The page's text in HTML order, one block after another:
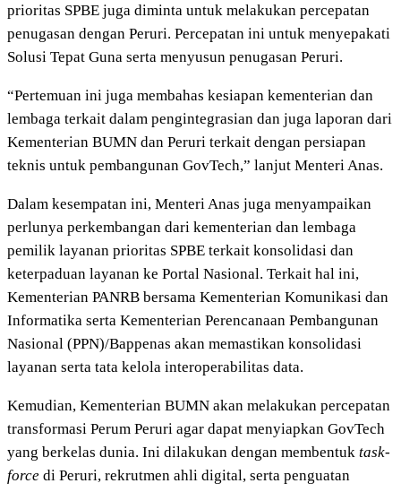
prioritas SPBE juga diminta untuk melakukan percepatan
penugasan dengan Peruri. Percepatan ini untuk menyepakati
Solusi Tepat Guna serta menyusun penugasan Peruri.
“Pertemuan ini juga membahas kesiapan kementerian dan
lembaga terkait dalam pengintegrasian dan juga laporan dari
Kementerian BUMN dan Peruri terkait dengan persiapan
teknis untuk pembangunan GovTech,” lanjut Menteri Anas.
Dalam kesempatan ini, Menteri Anas juga menyampaikan
perlunya perkembangan dari kementerian dan lembaga
pemilik layanan prioritas SPBE terkait konsolidasi dan
keterpaduan layanan ke Portal Nasional. Terkait hal ini,
Kementerian PANRB bersama Kementerian Komunikasi dan
Informatika serta Kementerian Perencanaan Pembangunan
Nasional (PPN)/Bappenas akan memastikan konsolidasi
layanan serta tata kelola interoperabilitas data.
Kemudian, Kementerian BUMN akan melakukan percepatan
transformasi Perum Peruri agar dapat menyiapkan GovTech
yang berkelas dunia. Ini dilakukan dengan membentuk task-
force di Peruri, rekrutmen ahli digital, serta penguatan